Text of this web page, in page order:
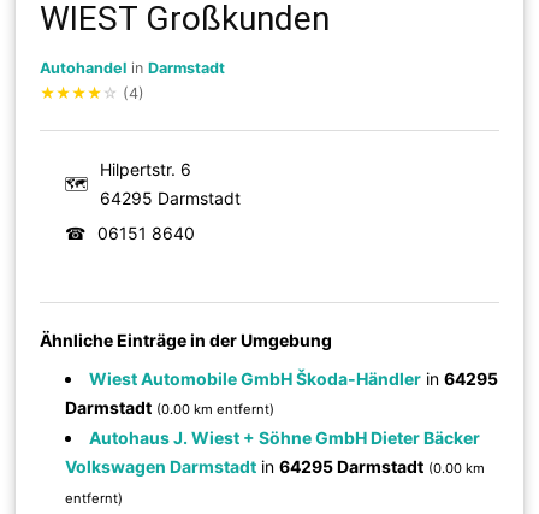
WIEST Großkunden
Autohandel inDarmstadt
★★★★ ☆ (4)
🗺
Hilpertstr. 6
64295 Darmstadt
☎
06151 8640
Ähnliche Einträge in der Umgebung
Wiest Automobile GmbH Škoda-Händler in64295
Darmstadt (0.00 km entfernt)
Autohaus J. Wiest + Söhne GmbH Dieter Bäcker
Volkswagen Darmstadt in64295 Darmstadt (0.00 km
entfernt)